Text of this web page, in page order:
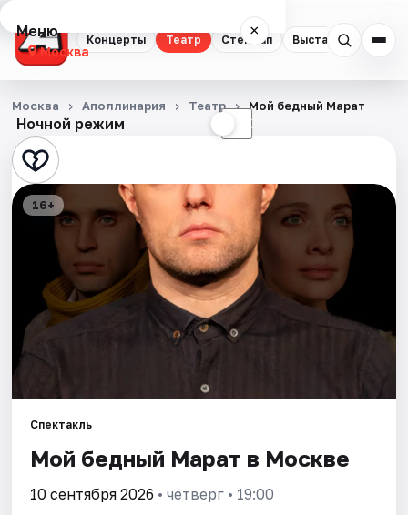
Концерты Театр Стендап Выставки
Меню ×
Москва
Концерты
Театр
Стендап
Выставки
Квесты
Экскурсии
Спорт
Города
Площадки
Ночной режим ☾
Москва Аполлинария Театр Мой бедный Марат
16+
Спектакль
Мой бедный Марат в Москве
10 сентября 2026 • четверг • 19:00